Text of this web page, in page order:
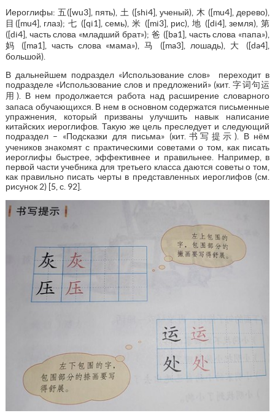
Иероглифы: 五([wu3], пять), 土 ([shi4], ученый), 木 ([mu4], дерево),
目([mu4], глаз); 七 ([qi1], семь), 米 ([mi3], рис), 地 ([di4], земля), 第
([di4], часть слова «младший брат»); 爸 ([ba1], часть слова «папа»),
妈 ([ma1], часть слова «мама»), 马 ([ma3], лошадь), 大 ([da4],
большой).
В дальнейшем подраздел «Использование слов» переходит в
подразделе «Использование слов и предложений» (кит. 字词句运
用). В нем продолжается работа над расширение словарного
запаса обучающихся. В нем в основном содержатся письменные
упражнения, который призваны улучшить навык написание
китайских иероглифов. Такую же цель преследует и следующий
подраздел – «Подсказки для письма» (кит.书写提示). В нём
учеников знакомят с практическими советами о том, как писать
иероглифы быстрее, эффективнее и правильнее. Например, в
первой части учебника для третьего класса даются советы о том,
как правильно писать черты в представленных иероглифов (см.
рисунок 2) [5, с. 92].